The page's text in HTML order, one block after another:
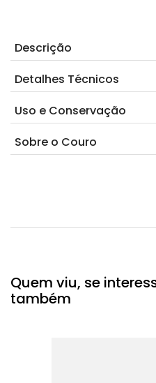
Descrição
Detalhes Técnicos
Uso e Conservação
Sobre o Couro
Quem viu, se
também